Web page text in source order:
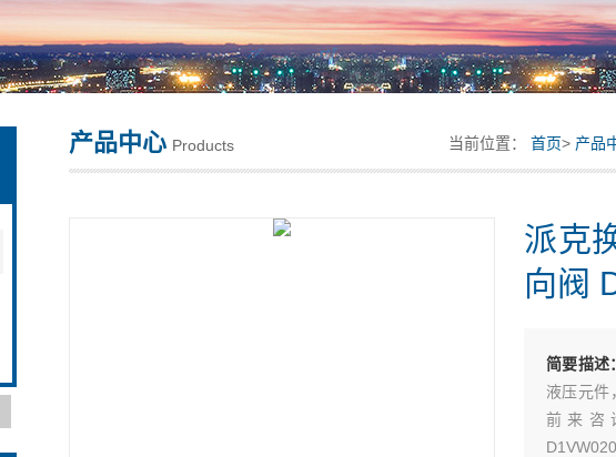
产品中心 Products 当前位置： 首页> 产品
派克
向阀
简要描述：
液压元件
前来咨